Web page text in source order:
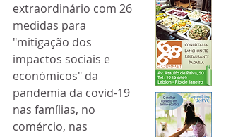
extraordinário com 26
medidas para
"mitigação dos
impactos sociais e
económicos" da
pandemia da covid-19
nas famílias, no
comércio, nas